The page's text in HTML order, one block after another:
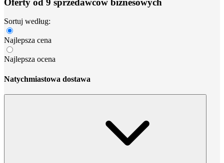
Sortuj według:
Najlepsza cena
Najlepsza ocena
Natychmiastowa dostawa